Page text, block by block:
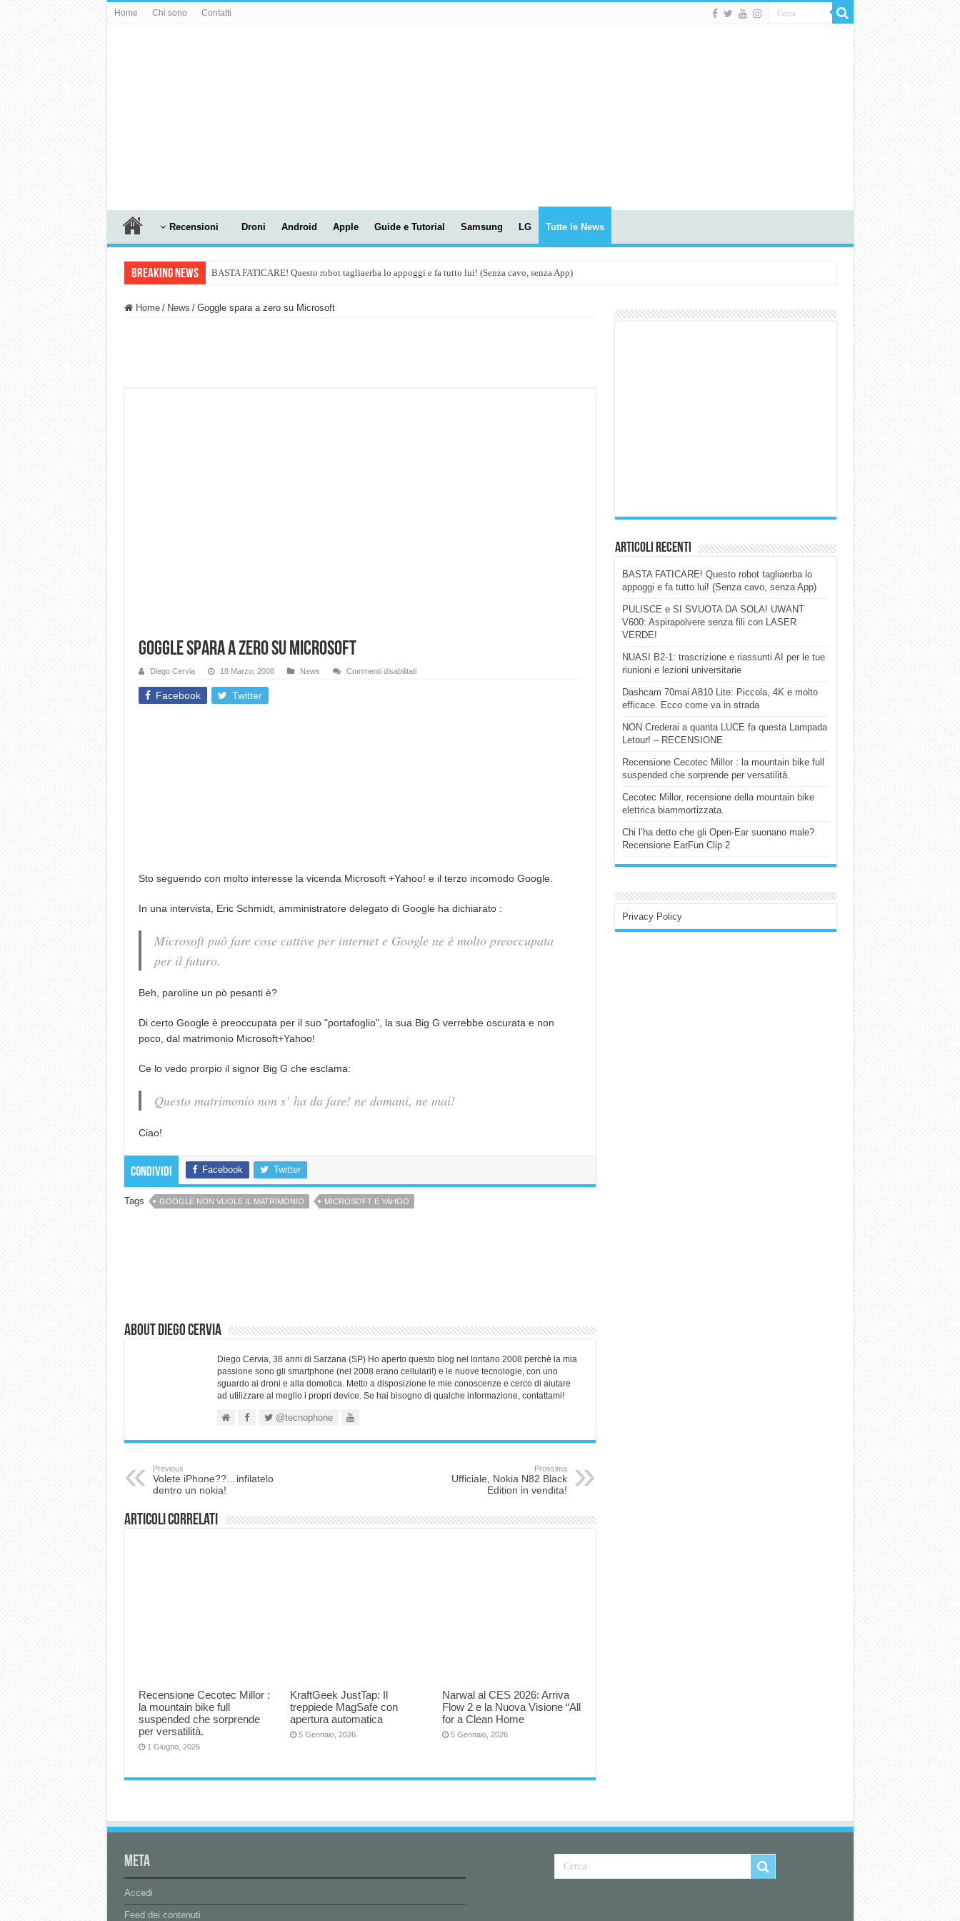
Home Chi sono Contatti
Recensioni Droni Android Apple Guide e Tutorial Samsung LG Tutte le News
Breaking News BASTA FATICARE! Questo robot tagliaerba lo appoggi e fa tutto lui! (Senza cavo, senza App)
Home / News / Goggle spara a zero su Microsoft
Goggle spara a zero su Microsoft
Diego Cervia 18 Marzo, 2008 News Commenti disabilitatisu
Facebook Twitter
Sto seguendo con molto interesse la vicenda Microsoft +Yahoo! e il terzo incomodo Google.
In una intervista, Eric Schmidt, amministratore delegato di Google ha dichiarato :
Microsoft può fare cose cattive per internet e Google ne è molto preoccupata
per il futuro.
Beh, paroline un pò pesanti è?
Di certo Google è preoccupata per il suo "portafoglio", la sua Big G verrebbe oscurata e non
poco, dal matrimonio Microsoft+Yahoo!
Ce lo vedo prorpio il signor Big G che esclama:
Questo matrimonio non s’ ha da fare! ne domani, ne mai!
Ciao!
Condividi Facebook Twitter
Tags GOOGLE NON VUOLE IL MATRIMONIO MICROSOFT E YAHOO
About Diego Cervia
Diego Cervia, 38 anni di Sarzana (SP) Ho aperto questo blog nel lontano 2008 perchè la mia
passione sono gli smartphone (nel 2008 erano cellulari!) e le nuove tecnologie, con uno
sguardo ai droni e alla domotica. Metto a disposizione le mie conoscenze e cerco di aiutare
ad utilizzare al meglio i propri device. Se hai bisogno di qualche informazione, contattami!
@tecnophone
Previous
Volete iPhone??…infilatelo
dentro un nokia!
Prossima
Ufficiale, Nokia N82 Black
Edition in vendita!
Articoli correlati
Recensione Cecotec Millor :
la mountain bike full
suspended che sorprende
per versatilità.
1 Giugno, 2026
KraftGeek JustTap: Il
treppiede MagSafe con
apertura automatica
5 Gennaio, 2026
Narwal al CES 2026: Arriva
Flow 2 e la Nuova Visione “All
for a Clean Home
5 Gennaio, 2026
Articoli Recenti
BASTA FATICARE! Questo robot tagliaerba lo
appoggi e fa tutto lui! (Senza cavo, senza App)
PULISCE e SI SVUOTA DA SOLA! UWANT
V600: Aspirapolvere senza fili con LASER
VERDE!
NUASI B2-1: trascrizione e riassunti AI per le tue
riunioni e lezioni universitarie
Dashcam 70mai A810 Lite: Piccola, 4K e molto
efficace. Ecco come va in strada
NON Crederai a quanta LUCE fa questa Lampada
Letour! – RECENSIONE
Recensione Cecotec Millor : la mountain bike full
suspended che sorprende per versatilità.
Cecotec Millor, recensione della mountain bike
elettrica biammortizzata.
Chi l’ha detto che gli Open-Ear suonano male?
Recensione EarFun Clip 2
Privacy Policy
Meta
Accedi
Feed dei contenuti